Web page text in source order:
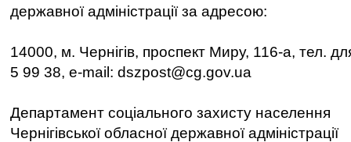
державної адміністрації за адресою:
14000, м. Чернігів, проспект Миру, 116-а, тел.
5 99 38, e-mail: dszpost@cg.gov.ua
Департамент соціального захисту населення
Чернігівської обласної державної адміністрації